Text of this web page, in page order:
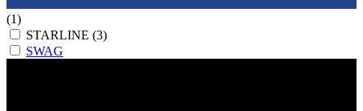
(1)
STARLINE (3)
SWAG